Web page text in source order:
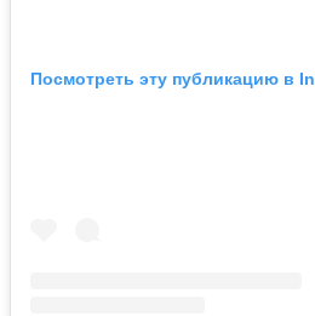
Посмотреть эту публикацию в